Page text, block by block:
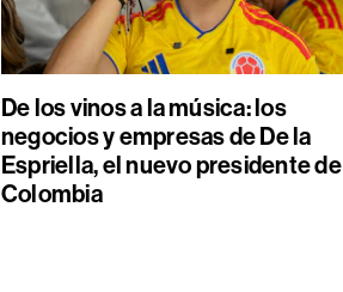
De los vinos a la música: los
negocios y empresas de De la
Espriella, el nuevo presidente de
Colombia